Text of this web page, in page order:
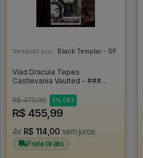
Vendido por: Black Templar - SP
Vlad Dracula Tepes
Castlevania Vaulted - ###
R$ 479,99
5% OFF
R$ 455,99
4x R$ 114,00 sem juros
Frete Grátis